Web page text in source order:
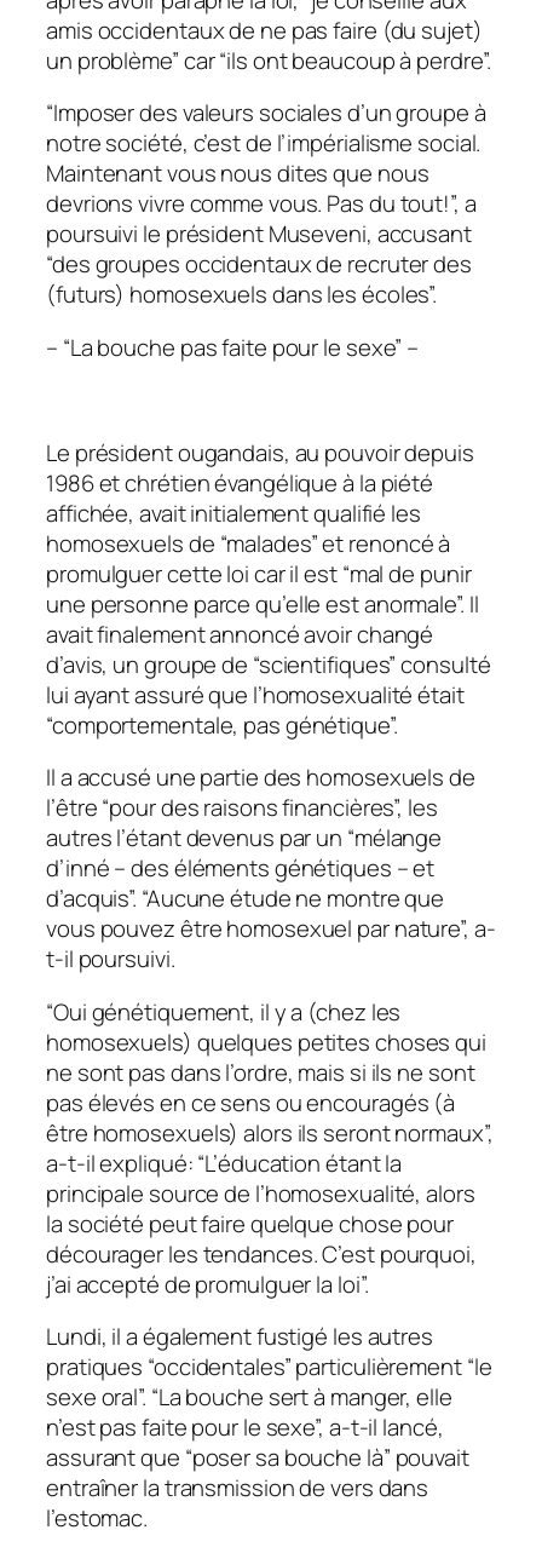
amis occidentaux de ne pas faire (du sujet)
un problème” car “ils ont beaucoup à perdre”.
“Imposer des valeurs sociales d’un groupe à
notre société, c’est de l’impérialisme social.
Maintenant vous nous dites que nous
devrions vivre comme vous. Pas du tout!”, a
poursuivi le président Museveni, accusant
“des groupes occidentaux de recruter des
(futurs) homosexuels dans les écoles”.
– “La bouche pas faite pour le sexe” –
Le président ougandais, au pouvoir depuis
1986 et chrétien évangélique à la piété
affichée, avait initialement qualifié les
homosexuels de “malades” et renoncé à
promulguer cette loi car il est “mal de punir
une personne parce qu’elle est anormale”. Il
avait finalement annoncé avoir changé
d’avis, un groupe de “scientifiques” consulté
lui ayant assuré que l’homosexualité était
“comportementale, pas génétique”.
Il a accusé une partie des homosexuels de
l’être “pour des raisons financières”, les
autres l’étant devenus par un “mélange
d’inné – des éléments génétiques – et
d’acquis”. “Aucune étude ne montre que
vous pouvez être homosexuel par nature”, a-
t-il poursuivi.
“Oui génétiquement, il y a (chez les
homosexuels) quelques petites choses qui
ne sont pas dans l’ordre, mais si ils ne sont
pas élevés en ce sens ou encouragés (à
être homosexuels) alors ils seront normaux”,
a-t-il expliqué: “L’éducation étant la
principale source de l’homosexualité, alors
la société peut faire quelque chose pour
décourager les tendances. C’est pourquoi,
j’ai accepté de promulguer la loi”.
Lundi, il a également fustigé les autres
pratiques “occidentales” particulièrement “le
sexe oral”. “La bouche sert à manger, elle
n’est pas faite pour le sexe”, a-t-il lancé,
assurant que “poser sa bouche là” pouvait
entraîner la transmission de vers dans
l’estomac.